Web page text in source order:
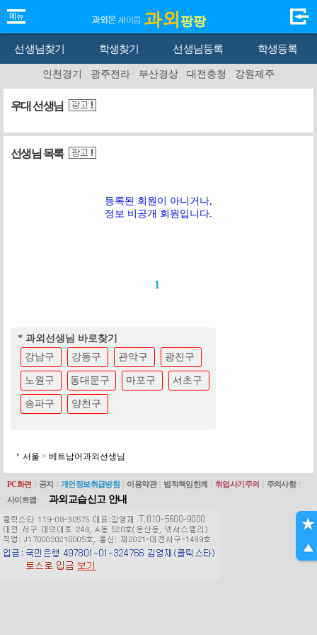
과외 팡팡
선생님찾기 학생찾기 선생님등록 학생등록
인천경기 광주전라 부산경상 대전충청 강원제주
우대 선생님
선생님 목록
등록된 회원이 아니거나,
정보 비공개 회원입니다.
1
* 과외선생님 바로찾기
강남구
강동구 관악구 광진구
노원구 동대문구 마포구 서초구
송파구 양천구
서울 > 베트남어과외선생님
PC화면 공지 개인정보취급방침 이용약관 법적책임한계 취업사기주의 주의사항
사이트맵
과외교습신고 안내